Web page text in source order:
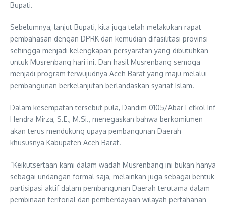
Bupati.
Sebelumnya, lanjut Bupati, kita juga telah melakukan rapat
pembahasan dengan DPRK dan kemudian difasilitasi provinsi
sehingga menjadi kelengkapan persyaratan yang dibutuhkan
untuk Musrenbang hari ini. Dan hasil Musrenbang semoga
menjadi program terwujudnya Aceh Barat yang maju melalui
pembangunan berkelanjutan berlandaskan syariat Islam.
Dalam kesempatan tersebut pula, Dandim 0105/Abar Letkol Inf
Hendra Mirza, S.E., M.Si., menegaskan bahwa berkomitmen
akan terus mendukung upaya pembangunan Daerah
khususnya Kabupaten Aceh Barat.
“Keikutsertaan kami dalam wadah Musrenbang ini bukan hanya
sebagai undangan formal saja, melainkan juga sebagai bentuk
partisipasi aktif dalam pembangunan Daerah terutama dalam
pembinaan teritorial dan pemberdayaan wilayah pertahanan